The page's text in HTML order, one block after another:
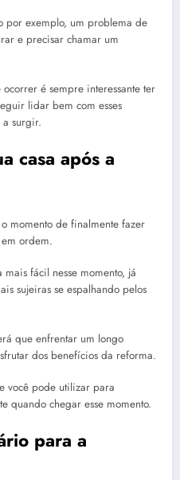
por exemplo, um problema de
e precisar chamar um
é sempre interessante ter
lidar bem com esses
a surgir.
casa após a
momento de finalmente fazer
ordem.
fácil nesse momento, já
sujeiras se espalhando pelos
que enfrentar um longo
dos benefícios da reforma.
você pode utilizar para
quando chegar esse momento.
para a